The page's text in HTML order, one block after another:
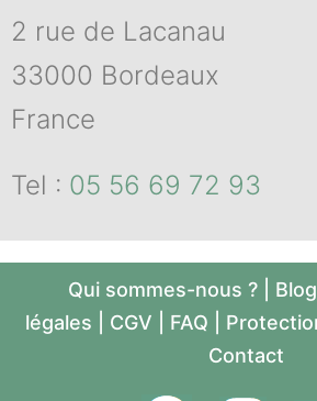
2 rue de Lacanau
33000 Bordeaux
France
Tel : 05 56 69 72 93
Qui sommes-nous ? Blog
légales
CGV FAQ
Contact